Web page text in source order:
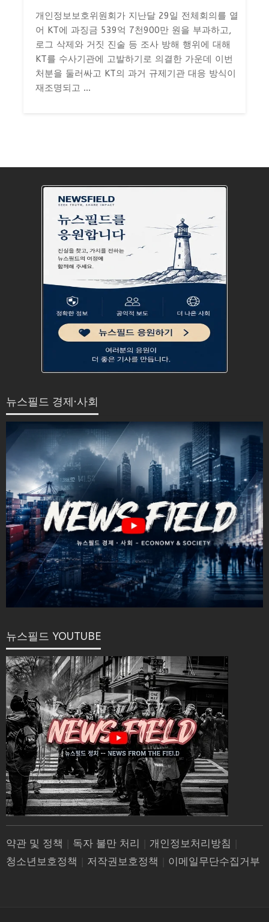
개인정보보호위원회가 지난달 29일 전체회의를 열
어 KT에 과징금 539억 7천900만 원을 부과하고,
로그 삭제와 거짓 진술 등 조사 방해 행위에 대해
KT를 수사기관에 고발하기로 의결한 가운데 이번
처분을 둘러싸고 KT의 과거 규제기관 대응 방식이
재조명되고 ...
뉴스필드 경제·사회
뉴스필드 YOUTUBE
약관 및 정책 독자 불만 처리 개인정보처리방침
청소년보호정책
저작권보호정책 이메일무단수집거부